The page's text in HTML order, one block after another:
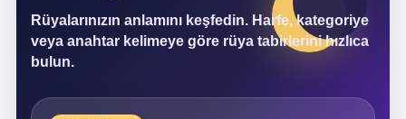
Rüyalarınızın anlamını keşfedin. Harfe, kategoriye
veya anahtar kelimeye göre rüya tabirlerini hızlıca
bulun.